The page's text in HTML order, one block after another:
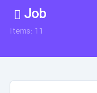
Job
Items: 11